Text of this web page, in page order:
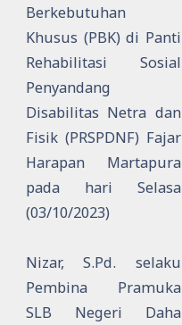
Berkebutuhan
Khusus (PBK) di Panti
Rehabilitasi Sosial
Penyandang
Disabilitas Netra dan
Fisik (PRSPDNF) Fajar
Harapan Martapura
pada hari Selasa
(03/10/2023)
Nizar, S.Pd. selaku
Pembina Pramuka
SLB Negeri Daha